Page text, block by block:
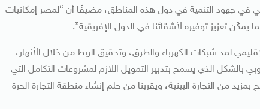
في جهود التنمية في دول هذه المناطق، مضيفًا أن “لمصر إمكانيات
تعزيز توفيره لأشقائنا في الدول الإفريقية”.
لمد شبكات الكهرباء والطرق، وتحقيق الربط من خلال الأنهار،
بالشكل الذي يسمح بتدبير التمويل اللازم لمشروعات التكامل التي
التجارة البينية، ويقربنا من حلم إنشاء منطقة التجارة الحرة